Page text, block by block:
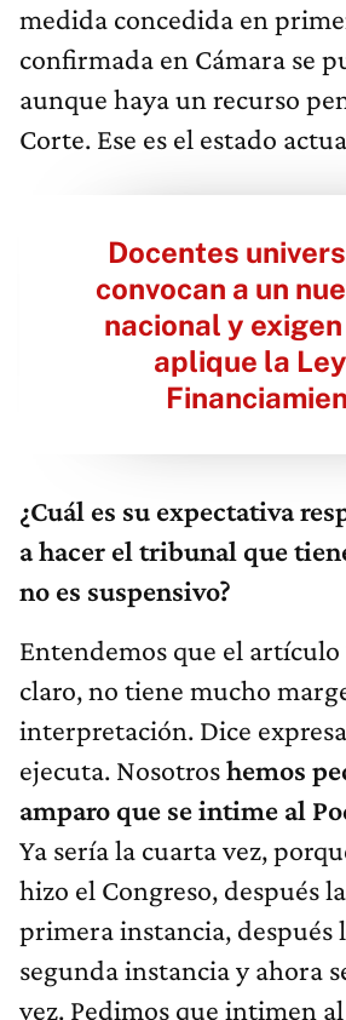
medida concedida en
confirmada en Cámara se
aunque haya un recurso
Corte. Ese es el estado
Docentes
convocan a un
nacional y
aplique la
¿Cuál es su expectativa
a hacer el tribunal que
no es suspensivo?
Entendemos que el artículo
claro, no tiene mucho
interpretación. Dice
ejecuta. Nosotroshemos
amparo que se intime al
Ya sería la cuarta vez,
hizo el Congreso, después
primera instancia, después
segunda instancia y ahora
vez. Pedimos que intimen